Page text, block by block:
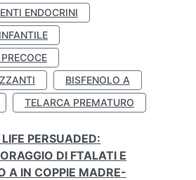
ENDOCRINI
BISFENOLO A
TELARCA PREMATURO
PERSUADED:
DI FTALATI E
A IN COPPIE MADRE-